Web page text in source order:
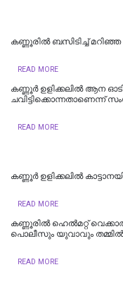
കണ്ണൂരില്‍ ബസിടിച്ച് മറിഞ്ഞ
READ MORE
കണ്ണൂർ ഉളിക്കലിൽ ആന
ചവിട്ടിക്കൊന്നതാണെന്ന്
READ MORE
കണ്ണൂര്‍ ഉളിക്കലില്‍
READ MORE
കണ്ണൂരില്‍ ഹെല്‍മറ്റ്
പൊലീസും യുവാവും തമ്മില്‍
READ MORE